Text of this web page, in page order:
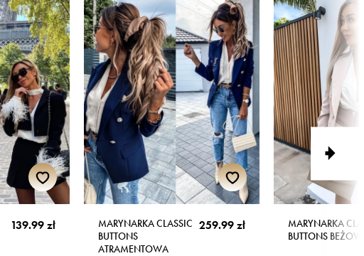
139.99 zł
MARYNARKA CLASSIC
BUTTONS
ATRAMENTOWA
259.99 zł
MARYNARKA
BUTTONS